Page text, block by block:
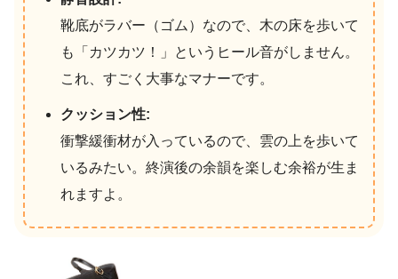
靴底がラバー（ゴム）なので、木の床を歩いて
も「カツカツ！」というヒール音がしません。
これ、すごく大事なマナーです。
クッション性:
衝撃緩衝材が入っているので、雲の上を歩いて
いるみたい。終演後の余韻を楽しむ余裕が生ま
れますよ。